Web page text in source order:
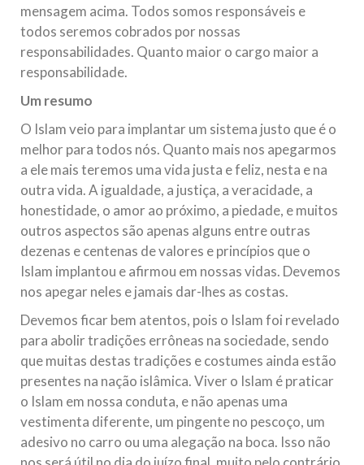
mensagem acima. Todos somos responsáveis e
todos seremos cobrados por nossas
responsabilidades. Quanto maior o cargo maior a
responsabilidade.
Um resumo
O Islam veio para implantar um sistema justo que é o
melhor para todos nós. Quanto mais nos apegarmos
a ele mais teremos uma vida justa e feliz, nesta e na
outra vida. A igualdade, a justiça, a veracidade, a
honestidade, o amor ao próximo, a piedade, e muitos
outros aspectos são apenas alguns entre outras
dezenas e centenas de valores e princípios que o
Islam implantou e afirmou em nossas vidas. Devemos
nos apegar neles e jamais dar-lhes as costas.
Devemos ficar bem atentos, pois o Islam foi revelado
para abolir tradições errôneas na sociedade, sendo
que muitas destas tradições e costumes ainda estão
presentes na nação islâmica. Viver o Islam é praticar
o Islam em nossa conduta, e não apenas uma
vestimenta diferente, um pingente no pescoço, um
adesivo no carro ou uma alegação na boca. Isso não